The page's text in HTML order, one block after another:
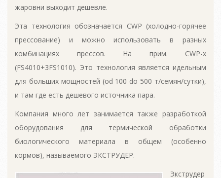
жаровни выходит дешевле.
Эта технология обозначается CWP (холодно-горячее
прессование) и можно использовать в разных
комбинациях прессов. На прим. CWP-x
(FS4010+3FS1010). Это технология является идельным
для больших мощностей (od 100 do 500 т/семян/сутки),
и там где есть дешевого источника пара.
Компания много лет занимается также разработкой
оборудования для термической обработки
биологического материала в общем (особенно
кормов), называемого ЭКСТРУДЕР.
Экструдер